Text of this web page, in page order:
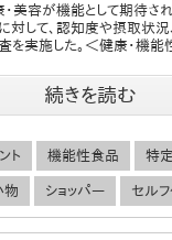
美容が機能として期待さ
対して、認知度や摂取状
を実施した。＜健康・機能
続きを読む
ト 機能性食品 特
物 ショッパー セル